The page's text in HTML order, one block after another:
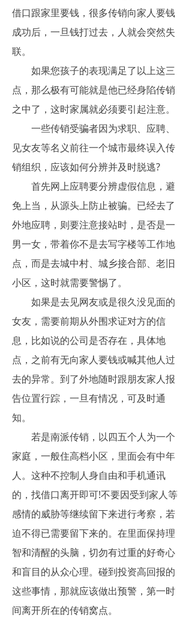
借口跟家里要钱，很多传销向家人要钱
成功后，一旦钱打过去，人就会突然失
联。
如果您孩子的表现满足了以上这三
点，那么极有可能就是他已经身陷传销
之中了，这时家属就必须要引起注意。
一些传销受骗者因为求职、应聘、
见女友等名义前往一个城市最终误入传
销组织，应该如何分辨并及时脱逃?
首先网上应聘要分辨虚假信息，避
免上当，从源头上防止被骗。已经去了
外地应聘，则要注意接站时，是否是一
男一女，带着你不是去写字楼等工作地
点，而是去城中村、城乡接合部、老旧
小区，这时就需要警惕了。
如果是去见网友或是很久没见面的
女友，需要前期从外围求证对方的信
息，比如说的公司是否存在，具体地
点，之前有无向家人要钱或喊其他人过
去的异常。到了外地随时跟朋友家人报
告位置行踪，一旦有情况，可及时通
知。
若是南派传销，以四五个人为一个
家庭，一般住高档小区，里面会有中年
人。这种不控制人身自由和手机通讯
的，找借口离开即可!不要因受到家人等
感情的威胁等继续留下来进行考察，若
迫不得已需要留下来的。在里面保持理
智和清醒的头脑，切勿有过重的好奇心
和盲目的从众心理。碰到投资高回报的
这些事情，那就应该做出预警，第一时
间离开所在的传销窝点。